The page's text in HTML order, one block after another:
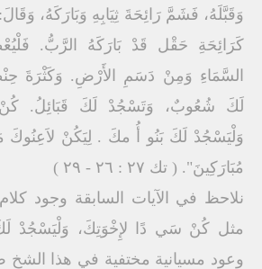
وَقَبَّلَهُ، فَشَمَّ رَائِحَةَ ثِيَابِهِ وَبَارَكَهُ،
كَرَائِحَةِ حَقْل قَدْ بَارَكَهُ الرَّبُّ.
السَّمَاءِ وَمِنْ دَسَمِ الأَرْضِ. وَكَثْرَةَ
لَكَ شُعُوبٌ، وَتَسْجُدْ لَكَ قَبَائِلُ.
وَلْيَسْجُدْ لَكَ بَنُو أُ مكَ . لِيَكُنْ لاَعِنُوكَ
مُبَارَكِينَ". ( تك ٢٧ : ٢٦ - ٢٩ )
نلاحظ في الآيات السابقة وجود
مثل كُنْ سَي دًا لإِخْوَتِكَ، وَلْيَسْجُدْ
وعود مسيانية مختفية في هذا